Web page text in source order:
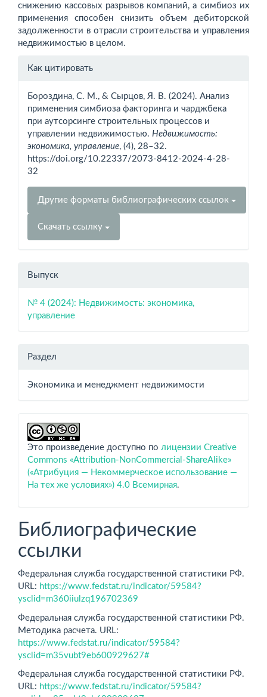
снижению кассовых разрывов компаний, а симбиоз их
применения способен снизить объем дебиторской
задолженности в отрасли строительства и управления
недвижимостью в целом.
Информация
Как цитировать
Бороздина, С. М., & Сырцов, Я. В. (2024). Анализ
применения симбиоза факторинга и чарджбека
при аутсорсинге строительных процессов и
управлении недвижимостью. Недвижимость:
экономика, управление, (4), 28–32.
https://doi.org/10.22337/2073-8412-2024-4-28-
32
Другие форматы библиографических ссылок
Скачать ссылку
Выпуск
№ 4 (2024): Недвижимость: экономика,
управление
Раздел
Экономика и менеджмент недвижимости
Это произведение доступно по лицензии Creative
Commons «Attribution-NonCommercial-ShareAlike»
(«Атрибуция — Некоммерческое использование —
На тех же условиях») 4.0 Всемирная.
Библиографические
ссылки
Федеральная служба государственной статистики РФ.
URL: https://www.fedstat.ru/indicator/59584?
ysclid=m360iiulzq196702369
Федеральная служба государственной статистики РФ.
Методика расчета. URL:
https://www.fedstat.ru/indicator/59584?
ysclid=m35vubt9eb600929627#
Федеральная служба государственной статистики РФ.
URL: https://www.fedstat.ru/indicator/59584?